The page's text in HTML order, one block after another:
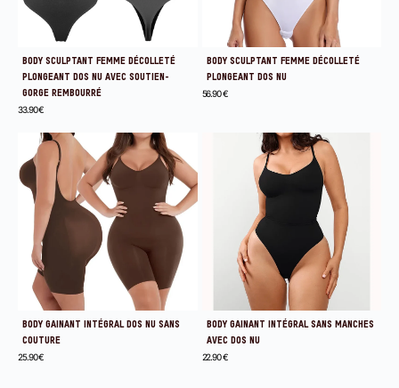
BODY SCULPTANT FEMME DÉCOLLETÉ
PLONGEANT DOS NU AVEC SOUTIEN-
GORGE REMBOURRÉ
33.90€
BODY SCULPTANT FEMME DÉCOLLETÉ
PLONGEANT DOS NU
56.90€
BODY GAINANT INTÉGRAL DOS NU SANS
COUTURE
25.90€
BODY GAINANT INTÉGRAL SANS MANCHES
AVEC DOS NU
22.90€